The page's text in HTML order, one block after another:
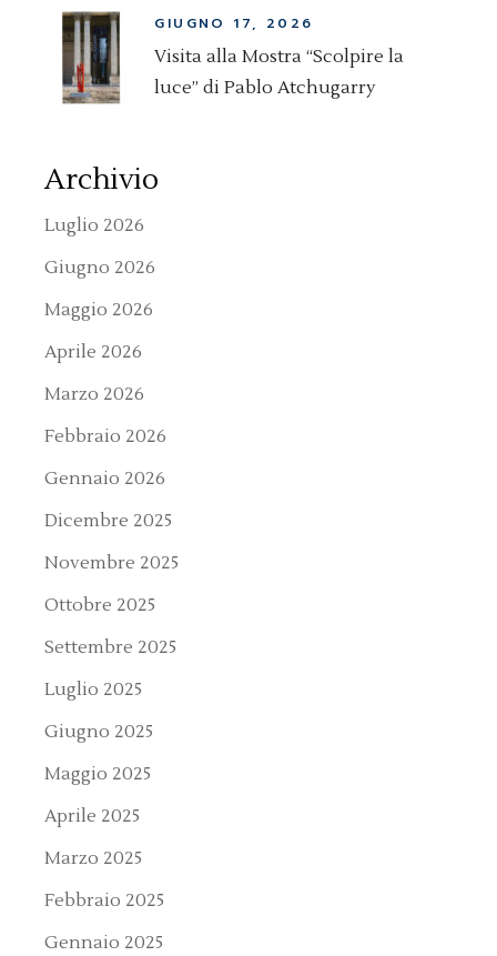
GIUGNO 17, 2026
Visita alla Mostra “Scolpire la
luce” di Pablo Atchugarry
Archivio
Luglio 2026
Giugno 2026
Maggio 2026
Aprile 2026
Marzo 2026
Febbraio 2026
Gennaio 2026
Dicembre 2025
Novembre 2025
Ottobre 2025
Settembre 2025
Luglio 2025
Giugno 2025
Maggio 2025
Aprile 2025
Marzo 2025
Febbraio 2025
Gennaio 2025